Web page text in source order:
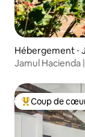
Hébergement ⋅
Jamul Hacienda
Coups de cœur
Coup de